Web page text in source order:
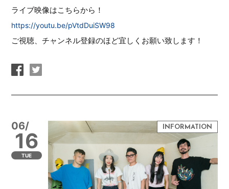
ライブ映像はこちらから！
https://youtu.be/pVtdDuiSW98
ご視聴、チャンネル登録のほど宜しくお願い致します！
06/
16
TUE